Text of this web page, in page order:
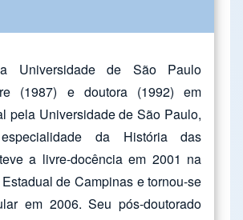
Universidade de São Paulo
(1987) e doutora (1992) em
pela Universidade de São Paulo,
da História das
a livre-docência em 2001 na
de Campinas e tornou-se
em 2006. Seu pós-doutorado